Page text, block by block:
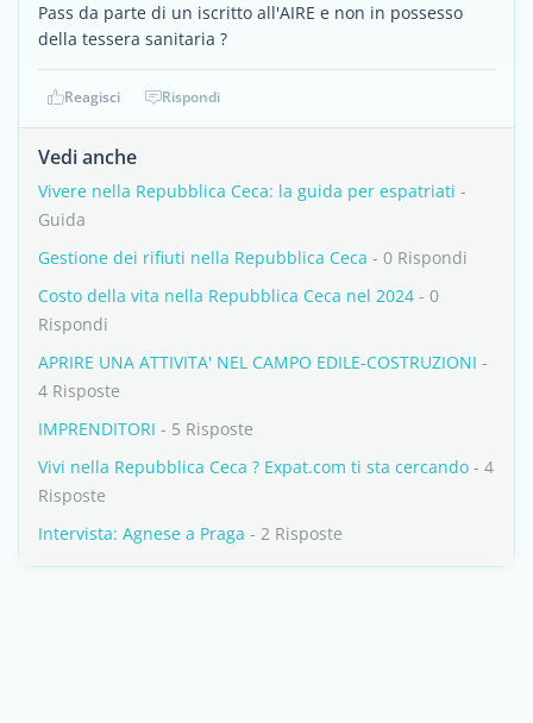
Pass da parte di un iscritto all'AIRE e non in possesso
della tessera sanitaria ?
Reagisci Rispondi
Vedi anche
Vivere nella Repubblica Ceca: la guida per espatriati -
Guida
Gestione dei rifiuti nella Repubblica Ceca - 0 Rispondi
Costo della vita nella Repubblica Ceca nel 2024 - 0
Rispondi
APRIRE UNA ATTIVITA' NEL CAMPO EDILE-COSTRUZIONI -
4 Risposte
IMPRENDITORI - 5 Risposte
Vivi nella Repubblica Ceca ? Expat.com ti sta cercando - 4
Risposte
Intervista: Agnese a Praga - 2 Risposte